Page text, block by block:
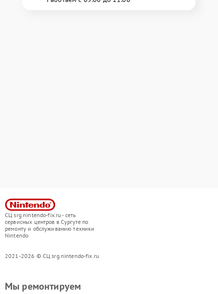
СЦ srg.nintendo-fix.ru - сеть
сервисных центров в Сургуте по
ремонту и обслуживанию техники
Nintendo
2021-2026 © СЦ srg.nintendo-fix.ru
Мы ремонтируем